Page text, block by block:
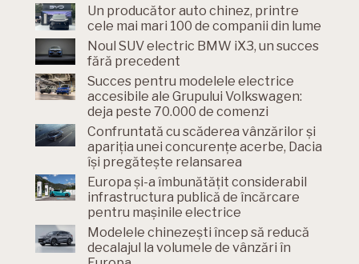
Un producător auto chinez, printre
cele mai mari 100 de companii din lume
Noul SUV electric BMW iX3, un succes
fără precedent
Succes pentru modelele electrice
accesibile ale Grupului Volkswagen:
deja peste 70.000 de comenzi
Confruntată cu scăderea vânzărilor și
apariția unei concurențe acerbe, Dacia
își pregătește relansarea
Europa și-a îmbunătățit considerabil
infrastructura publică de încărcare
pentru mașinile electrice
Modelele chinezești încep să reducă
decalajul la volumele de vânzări în